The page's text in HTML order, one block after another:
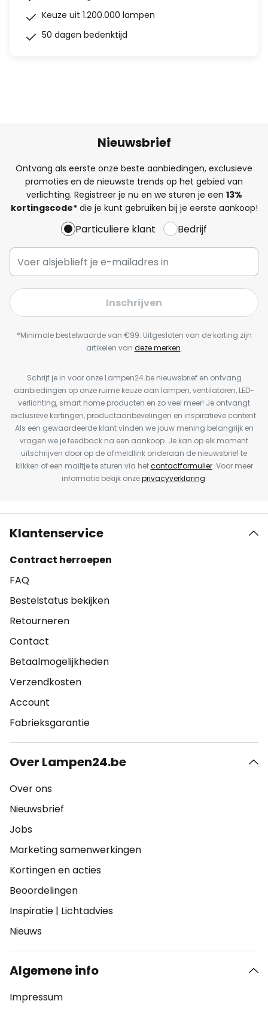
Keuze uit 1.200.000 lampen
50 dagen bedenktijd
Nieuwsbrief
Ontvang als eerste onze beste aanbiedingen, exclusieve
promoties en de nieuwste trends op het gebied van
verlichting. Registreer je nu en we sturen je een 13%
kortingscode*die je kunt gebruiken bij je eerste aankoop!
Particuliere klant Bedrijf
Inschrijven
*Minimale bestelwaarde van €99. Uitgesloten van de korting zijn
artikelen van deze merken.
Schrijf je in voor onze Lampen24.be nieuwsbrief en ontvang
aanbiedingen op onze ruime keuze aan lampen, ventilatoren, LED-
verlichting, smart home producten en zo veel meer! Je ontvangt
exclusieve kortingen, productaanbevelingen en inspiratieve content.
Als een gewaardeerde klant vinden we jouw mening belangrijk en
vragen we je feedback na een aankoop. Je kan op elk moment
uitschrijven door op de afmeldlink onderaan de nieuwsbrief te
klikken of een mailtje te sturen via hetcontactformulier. Voor meer
informatie bekijk onzeprivacyverklaring.
Klantenservice
Contract herroepen
FAQ
Bestelstatus bekijken
Retourneren
Contact
Betaalmogelijkheden
Verzendkosten
Account
Fabrieksgarantie
Over Lampen24.be
Over ons
Nieuwsbrief
Jobs
Marketing samenwerkingen
Kortingen en acties
Beoordelingen
Inspiratie | Lichtadvies
Nieuws
Algemene info
Impressum